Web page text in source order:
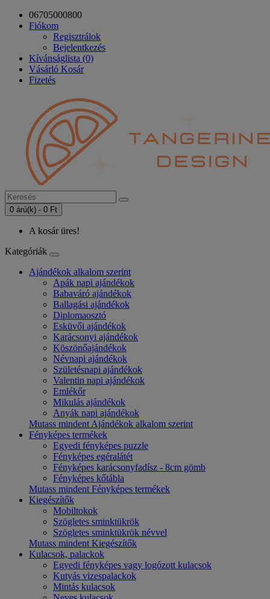
06705000800
Fiókom
Regisztrálok
Bejelentkezés
Kívánságlista (0)
Vásárló Kosár
Fizetés
0 árú(k) - 0 Ft
A kosár üres!
Kategóriák
Ajándékok alkalom szerint
Apák napi ajándékok
Babaváró ajándékok
Ballagási ajándékok
Diplomaosztó
Esküvői ajándékok
Karácsonyi ajándékok
Köszönőajándékok
Névnapi ajándékok
Születésnapi ajándékok
Valentin napi ajándékok
Emlékőr
Mikulás ajándékok
Anyák napi ajándékok
Mutass mindent Ajándékok alkalom szerint
Fényképes termékek
Egyedi fényképes puzzle
Fényképes egéralátét
Fényképes karácsonyfadísz - 8cm gömb
Fényképes kőtábla
Mutass mindent Fényképes termékek
Kiegészítők
Mobiltokok
Szögletes sminktükrök
Szögletes sminktükrök névvel
Mutass mindent Kiegészítők
Kulacsok, palackok
Egyedi fényképes vagy logózott kulacsok
Kutyás vizespalackok
Mintás kulacsok